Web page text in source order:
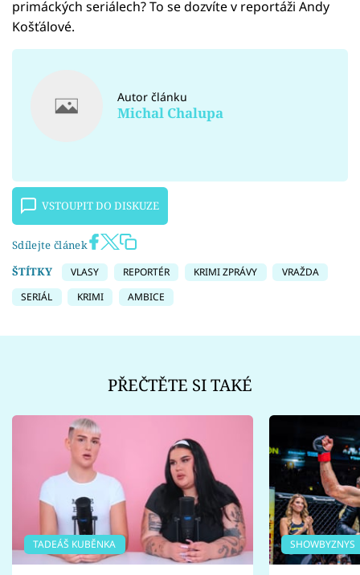
primáckých seriálech? To se dozvíte v reportáži Andy
Košťálové.
Autor článku
Michal Chalupa
VSTOUPIT DO DISKUZE
Sdílejte článek
ŠTÍTKY
VLASY REPORTÉR KRIMI ZPRÁVY
VRAŽDA
SERIÁL
KRIMI AMBICE
PŘEČTĚTE SI TAKÉ
TADEÁŠ KUBĚNKA SHOWBYZNYS